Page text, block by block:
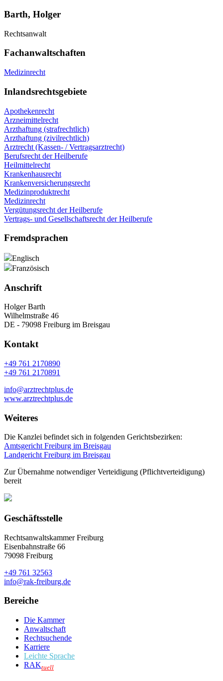
Barth, Holger
Rechtsanwalt
Fachanwaltschaften
Medizinrecht
Inlandsrechtsgebiete
Apothekenrecht
Arzneimittelrecht
Arzthaftung (strafrechtlich)
Arzthaftung (zivilrechtlich)
Arztrecht (Kassen- / Vertragsarztrecht)
Berufsrecht der Heilberufe
Heilmittelrecht
Krankenhausrecht
Krankenversicherungsrecht
Medizinproduktrecht
Medizinrecht
Vergütungsrecht der Heilberufe
Vertrags- und Gesellschaftsrecht der Heilberufe
Fremdsprachen
Englisch
Französisch
Anschrift
Holger Barth
Wilhelmstraße 46
DE - 79098 Freiburg im Breisgau
Kontakt
+49 761 2170890
+49 761 2170891
info@arztrechtplus.de
www.arztrechtplus.de
Weiteres
Die Kanzlei befindet sich in folgenden Gerichtsbezirken:
Amtsgericht Freiburg im Breisgau
Landgericht Freiburg im Breisgau
Zur Übernahme notwendiger Verteidigung (Pflichtverteidigung)
bereit
Geschäftsstelle
Rechtsanwaltskammer Freiburg
Eisenbahnstraße 66
79098 Freiburg
+49 761 32563
info@rak-freiburg.de
Bereiche
Die Kammer
Anwaltschaft
Rechtsuchende
Karriere
Leichte Sprache
RAKtuell